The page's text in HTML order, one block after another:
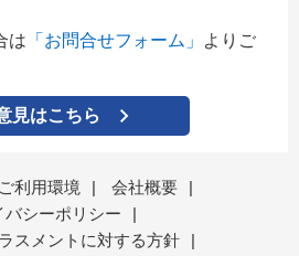
は 「お問合せフォーム」
よりご
見はこちら
ご利用環境 | 会社概要
|
バシーポリシー
|
スメントに対する方針
|